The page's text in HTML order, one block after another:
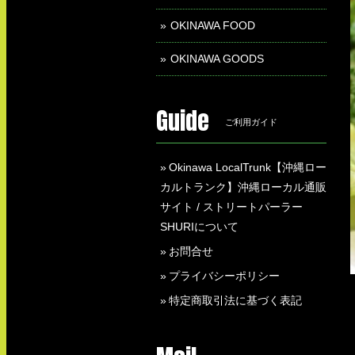
OKINAWA FOOD
OKINAWA GOODS
Guide ご利用ガイド
Okinawa LocalTrunk【沖縄ロー
カルトランク】沖縄ローカル通販
サイト / ストリートパーラー
SHURIについて
お問合せ
プライバシーポリシー
特定商取引法に基づく表記